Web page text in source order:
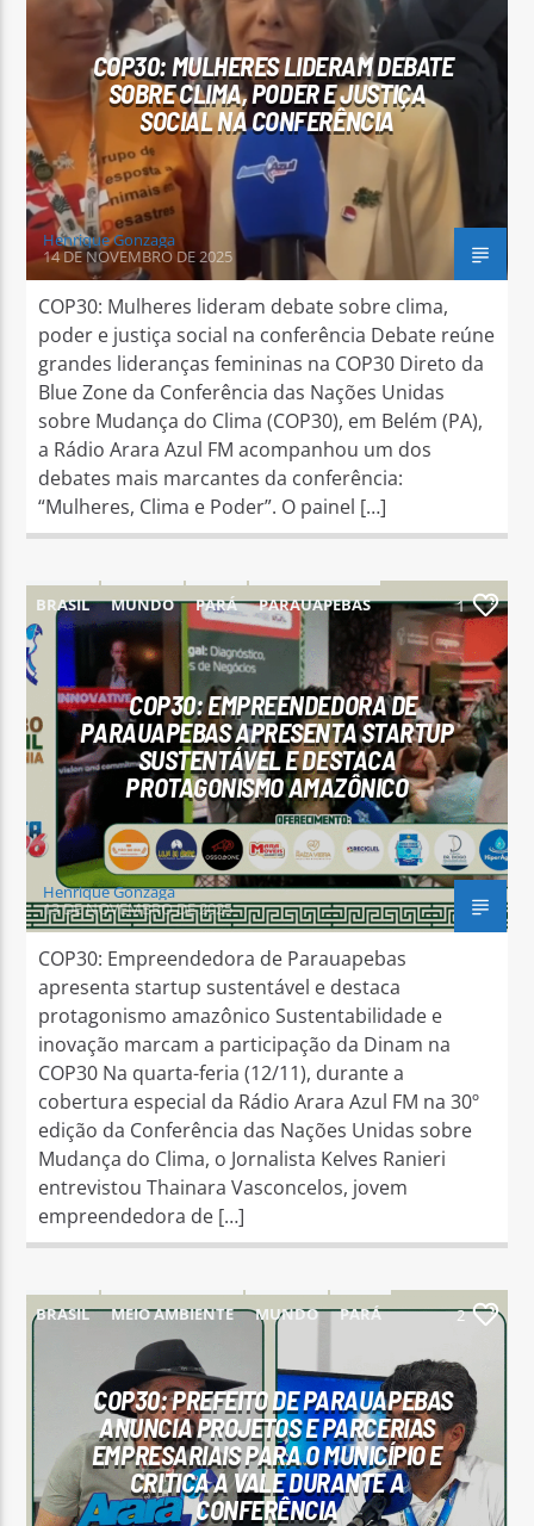
Arara Azul FM
COP30: MULHERES LIDERAM DEBATE
SOBRE CLIMA, PODER E JUSTIÇA
SOCIAL NA CONFERÊNCIA
Henrique Gonzaga
14 DE NOVEMBRO DE 2025
COP30: Mulheres lideram debate sobre clima,
poder e justiça social na conferência Debate reúne
grandes lideranças femininas na COP30 Direto da
Blue Zone da Conferência das Nações Unidas
sobre Mudança do Clima (COP30), em Belém (PA),
a Rádio Arara Azul FM acompanhou um dos
debates mais marcantes da conferência:
“Mulheres, Clima e Poder”. O painel […]
BRASIL MUNDO PARÁ PARAUAPEBAS 1
COP30: EMPREENDEDORA DE
PARAUAPEBAS APRESENTA STARTUP
SUSTENTÁVEL E DESTACA
PROTAGONISMO AMAZÔNICO
Henrique Gonzaga
13 DE NOVEMBRO DE 2025
COP30: Empreendedora de Parauapebas
apresenta startup sustentável e destaca
protagonismo amazônico Sustentabilidade e
inovação marcam a participação da Dinam na
COP30 Na quarta-feria (12/11), durante a
cobertura especial da Rádio Arara Azul FM na 30º
edição da Conferência das Nações Unidas sobre
Mudança do Clima, o Jornalista Kelves Ranieri
entrevistou Thainara Vasconcelos, jovem
empreendedora de […]
BRASIL MEIO AMBIENTE MUNDO
PARÁ
PARAUAPEBAS
2
COP30: PREFEITO DE PARAUAPEBAS
ANUNCIA PROJETOS E PARCERIAS
EMPRESARIAIS PARA O MUNICÍPIO E
CRITICA A VALE DURANTE A
CONFERÊNCIA